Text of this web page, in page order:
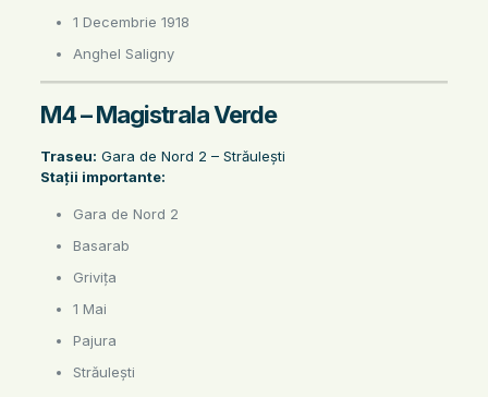
1 Decembrie 1918
Anghel Saligny
M4 – Magistrala Verde
Traseu: Gara de Nord 2 – Străulești
Stații importante:
Gara de Nord 2
Basarab
Grivița
1 Mai
Pajura
Străulești